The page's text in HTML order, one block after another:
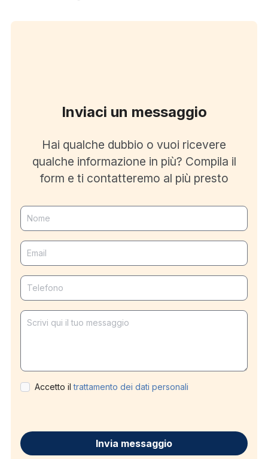
Inviaci un messaggio
Hai qualche dubbio o vuoi ricevere
qualche informazione in più? Compila il
form e ti contatteremo al più presto
Nome
Email
Telefono
Messaggio
Accetto iltrattamento dei dati personali
Invia messaggio